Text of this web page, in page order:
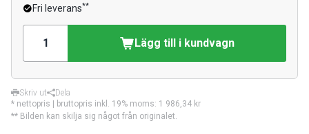
Fri leverans**
Lägg till i kundvagn
Skriv ut
Dela
* nettopris | bruttopris inkl. 19% moms: 1 986,34 kr
** Bilden kan skilja sig något från originalet.